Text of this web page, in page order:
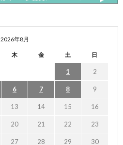
2026年8月
木 金 土 日
1 2
6 7 8 9
13 14 15 16
20 21 22 23
27 28 29 30